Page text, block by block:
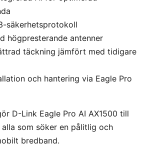
säkerhetsprotokoll
högpresterande antenner
täckning jämfört med tidigare
och hantering via Eagle Pro
D-Link Eagle Pro AI AX1500 till
som söker en pålitlig och
bredband.